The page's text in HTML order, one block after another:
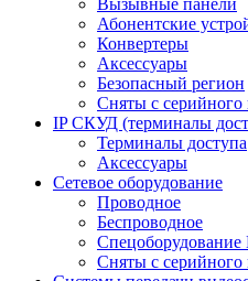
Вызывные панели
Абонентские
Конвертеры
Аксессуары
Безопасный регион
Сняты с серийного
IP СКУД (терминалы
Терминалы доступа
Аксессуары
Сетевое оборудование
Проводное
Беспроводное
Сняты с серийного